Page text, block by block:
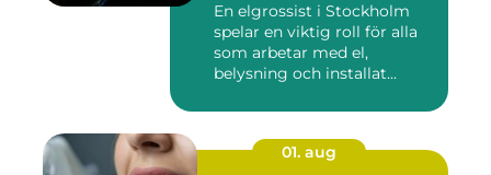
En elgrossist i Stockholm
spelar en viktig roll för alla
som arbetar med el,
belysning och installat...
01. aug